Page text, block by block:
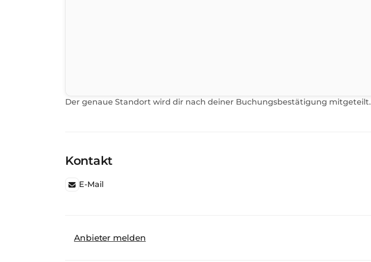
Der genaue Standort wird dir nach deiner Buchungsbestätigung mitgeteilt.
Kontakt
E-Mail
Anbieter melden